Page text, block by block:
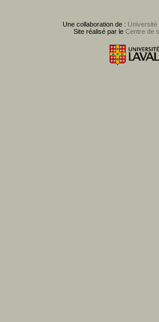
Une collaboration de : Université
Site réalisé par le Centre de